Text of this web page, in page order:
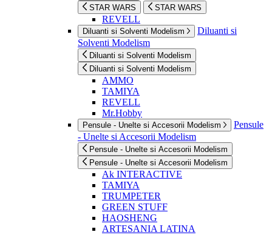
STAR WARS STAR WARS
REVELL
Diluanti si Solventi Modelism
Diluanti si
Solventi Modelism
Diluanti si Solventi Modelism
Diluanti si Solventi Modelism
AMMO
TAMIYA
REVELL
Mr.Hobby
Pensule - Unelte si Accesorii Modelism
Pensule
- Unelte si Accesorii Modelism
Pensule - Unelte si Accesorii Modelism
Pensule - Unelte si Accesorii Modelism
Ak INTERACTIVE
TAMIYA
TRUMPETER
GREEN STUFF
HAOSHENG
ARTESANIA LATINA